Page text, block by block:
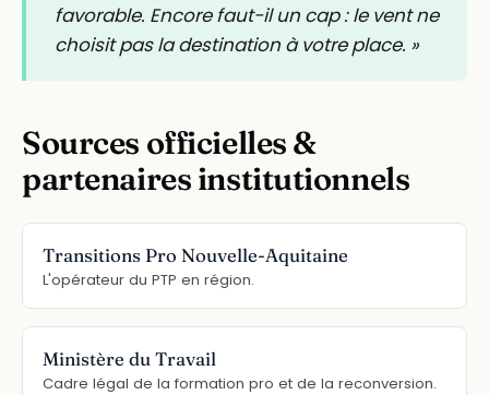
favorable. Encore faut-il un cap : le vent ne
choisit pas la destination à votre place. »
Sources officielles &
partenaires institutionnels
Transitions Pro Nouvelle-Aquitaine
L'opérateur du PTP en région.
Ministère du Travail
Cadre légal de la formation pro et de la reconversion.